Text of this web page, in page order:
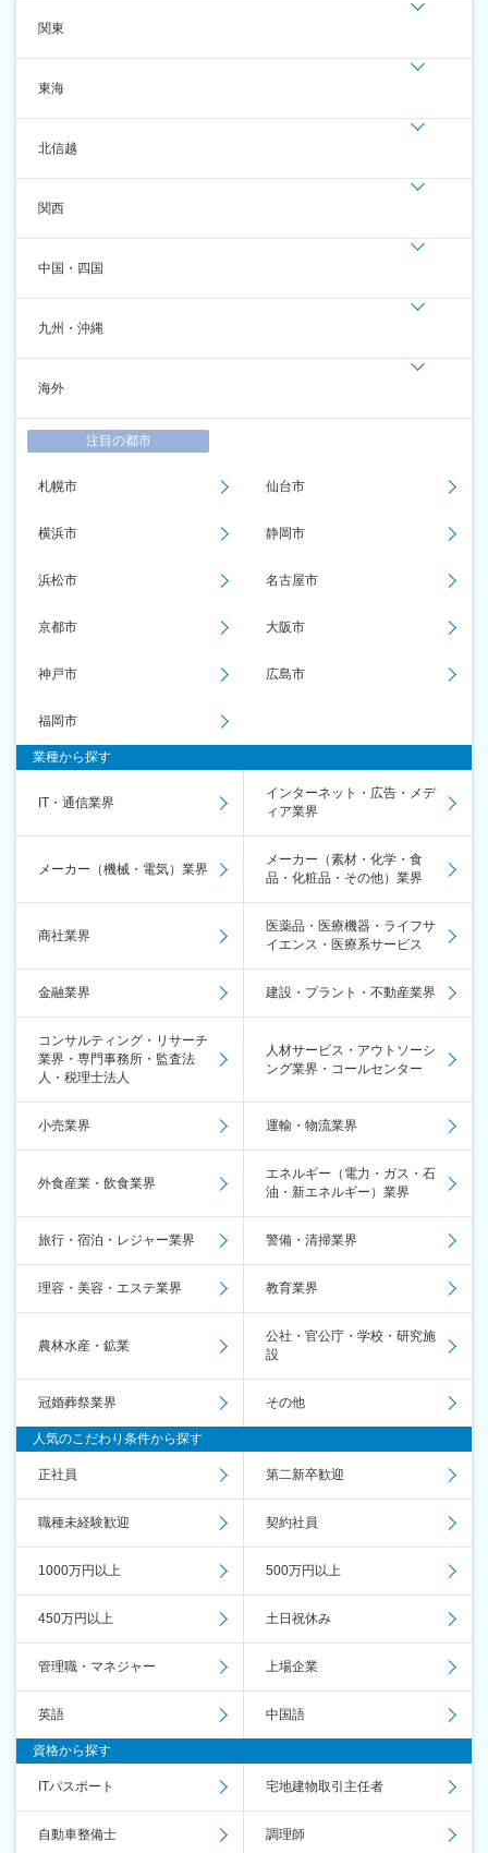
関東
東海
北信越
関西
中国・四国
九州・沖縄
海外
注目の都市
札幌市 仙台市
横浜市 静岡市
浜松市 名古屋市
京都市 大阪市
神戸市 広島市
福岡市
業種から探す
IT・通信業界
インターネット・広告・メデ
ィア業界
メーカー（機械・電気）業界
メーカー（素材・化学・食
品・化粧品・その他）業界
商社業界
医薬品・医療機器・ライフサ
イエンス・医療系サービス
金融業界 建設・プラント・不動産業界
コンサルティング・リサーチ
業界・専門事務所・監査法
人・税理士法人
人材サービス・アウトソーシ
ング業界・コールセンター
小売業界 運輸・物流業界
外食産業・飲食業界
エネルギー（電力・ガス・石
油・新エネルギー）業界
旅行・宿泊・レジャー業界 警備・清掃業界
理容・美容・エステ業界 教育業界
農林水産・鉱業
公社・官公庁・学校・研究施
設
冠婚葬祭業界 その他
人気のこだわり条件から探す
正社員 第二新卒歓迎
職種未経験歓迎 契約社員
1000万円以上 500万円以上
450万円以上 土日祝休み
管理職・マネジャー 上場企業
英語 中国語
資格から探す
ITパスポート 宅地建物取引主任者
自動車整備士 調理師